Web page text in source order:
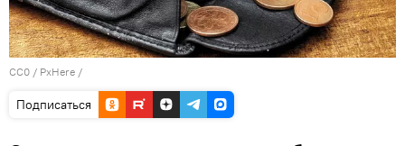
CC0 / PxHere /
Подписаться